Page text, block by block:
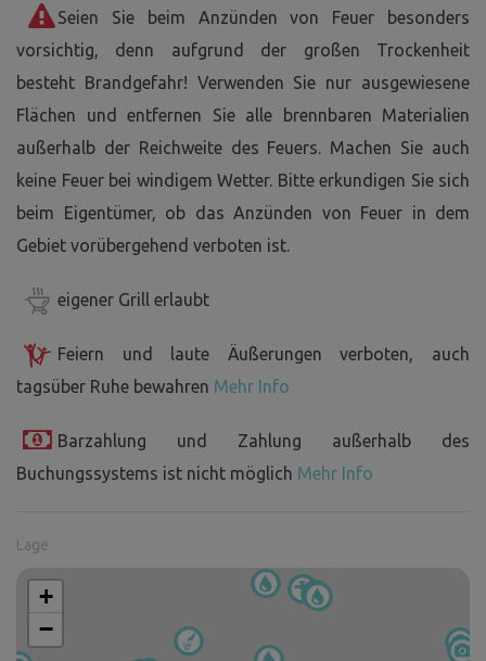
Seien Sie beim Anzünden von Feuer besonders
vorsichtig, denn aufgrund der großen Trockenheit
besteht Brandgefahr! Verwenden Sie nur ausgewiesene
Flächen und entfernen Sie alle brennbaren Materialien
außerhalb der Reichweite des Feuers. Machen Sie auch
keine Feuer bei windigem Wetter. Bitte erkundigen Sie sich
beim Eigentümer, ob das Anzünden von Feuer in dem
Gebiet vorübergehend verboten ist.
eigener Grill erlaubt
Feiern und laute Äußerungen verboten, auch
tagsüber Ruhe bewahren Mehr Info
Barzahlung und Zahlung außerhalb des
Buchungssystems ist nicht möglich Mehr Info
Lage
+
−